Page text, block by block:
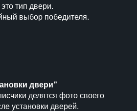
тип двери.
выбор победителя.
двери”
делятся фото своего
установки дверей.